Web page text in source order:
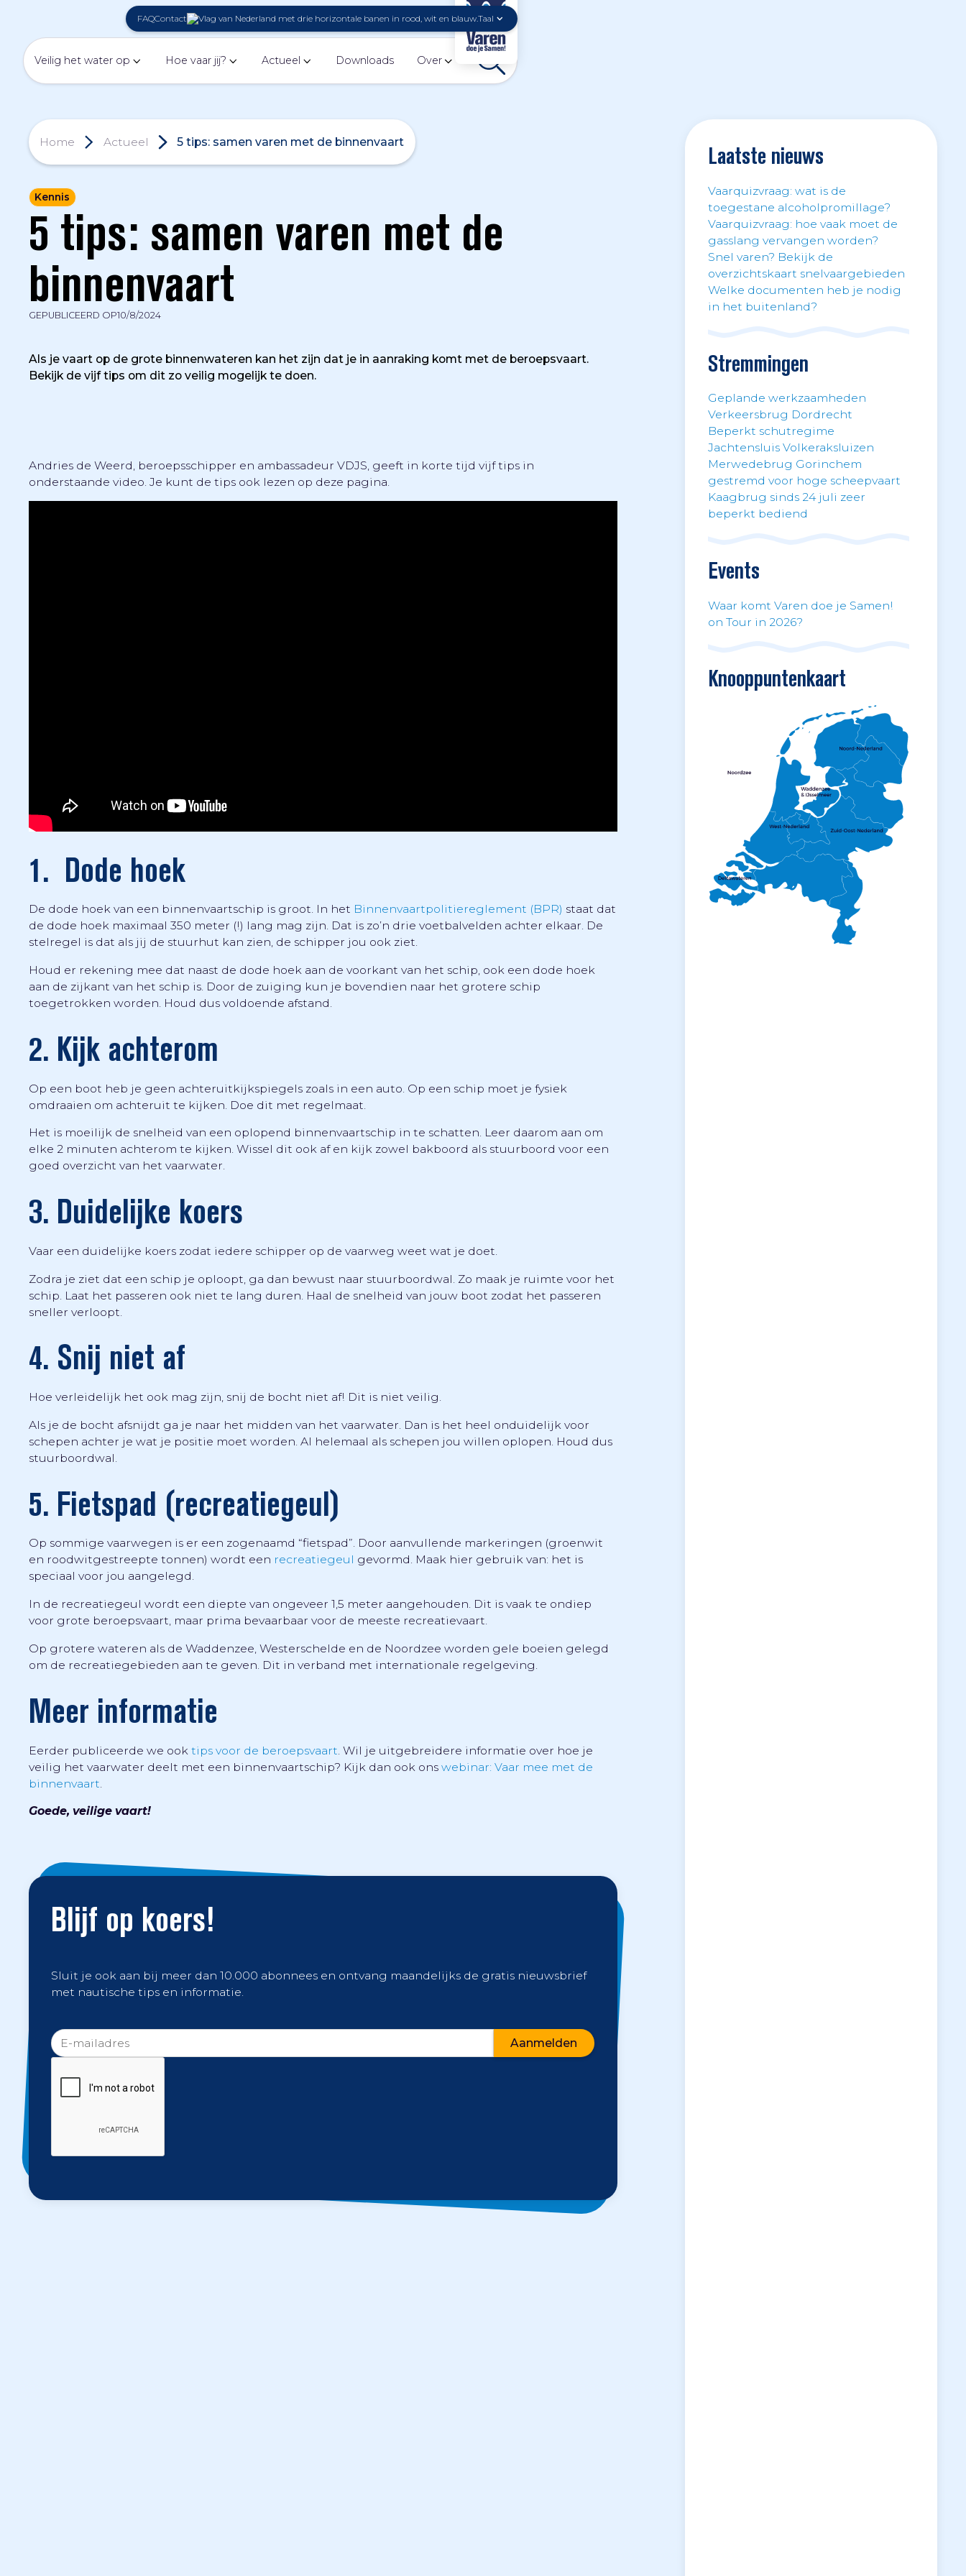
FAQContact Taal
Veilig het water op Hoe vaar jij? Actueel Downloads Over
Home Actueel 5 tips: samen varen met de binnenvaart
Kennis
5 tips: samen varen met de
binnenvaart
GEPUBLICEERD OP10/8/2024
‍Als je vaart op de grote binnenwateren kan het zijn dat je in aanraking komt met de beroepsvaart.
Bekijk de vijf tips om dit zo veilig mogelijk te doen.
Andries de Weerd, beroepsschipper en ambassadeur VDJS, geeft in korte tijd vijf tips in
onderstaande video. Je kunt de tips ook lezen op deze pagina.
1. Dode hoek
De dode hoek van een binnenvaartschip is groot. In het Binnenvaartpolitiereglement (BPR) staat dat
de dode hoek maximaal 350 meter (!) lang mag zijn. Dat is zo’n drie voetbalvelden achter elkaar. De
stelregel is dat als jij de stuurhut kan zien, de schipper jou ook ziet.
Houd er rekening mee dat naast de dode hoek aan de voorkant van het schip, ook een dode hoek
aan de zijkant van het schip is. Door de zuiging kun je bovendien naar het grotere schip
toegetrokken worden. Houd dus voldoende afstand.
2. Kijk achterom
Op een boot heb je geen achteruitkijkspiegels zoals in een auto. Op een schip moet je fysiek
omdraaien om achteruit te kijken. Doe dit met regelmaat.
Het is moeilijk de snelheid van een oplopend binnenvaartschip in te schatten. Leer daarom aan om
elke 2 minuten achterom te kijken. Wissel dit ook af en kijk zowel bakboord als stuurboord voor een
goed overzicht van het vaarwater.
3. Duidelijke koers
Vaar een duidelijke koers zodat iedere schipper op de vaarweg weet wat je doet.
Zodra je ziet dat een schip je oploopt, ga dan bewust naar stuurboordwal. Zo maak je ruimte voor het
schip. Laat het passeren ook niet te lang duren. Haal de snelheid van jouw boot zodat het passeren
sneller verloopt.
4. Snij niet af
Hoe verleidelijk het ook mag zijn, snij de bocht niet af! Dit is niet veilig.
Als je de bocht afsnijdt ga je naar het midden van het vaarwater. Dan is het heel onduidelijk voor
schepen achter je wat je positie moet worden. Al helemaal als schepen jou willen oplopen. Houd dus
stuurboordwal.
5. Fietspad (recreatiegeul)
Op sommige vaarwegen is er een zogenaamd “fietspad”. Door aanvullende markeringen (groenwit
en roodwitgestreepte tonnen) wordt een recreatiegeul gevormd. Maak hier gebruik van: het is
speciaal voor jou aangelegd.
In de recreatiegeul wordt een diepte van ongeveer 1,5 meter aangehouden. Dit is vaak te ondiep
voor grote beroepsvaart, maar prima bevaarbaar voor de meeste recreatievaart.
Op grotere wateren als de Waddenzee, Westerschelde en de Noordzee worden gele boeien gelegd
om de recreatiegebieden aan te geven. Dit in verband met internationale regelgeving.
Meer informatie
Eerder publiceerde we ook tips voor de beroepsvaart . Wil je uitgebreidere informatie over hoe je
veilig het vaarwater deelt met een binnenvaartschip? Kijk dan ook ons webinar: Vaar mee met de
binnenvaart
Goede, veilige vaart!
Blijf op koers!
Sluit je ook aan bij meer dan 10.000 abonnees en ontvang maandelijks de gratis nieuwsbrief
met nautische tips en informatie.
Laatste nieuws
Vaarquizvraag: wat is de
toegestane alcoholpromillage?
Vaarquizvraag: hoe vaak moet de
gasslang vervangen worden?
Snel varen? Bekijk de
overzichtskaart snelvaargebieden
Welke documenten heb je nodig
in het buitenland?
Stremmingen
Geplande werkzaamheden
Verkeersbrug Dordrecht
Beperkt schutregime
Jachtensluis Volkeraksluizen
Merwedebrug Gorinchem
gestremd voor hoge scheepvaart
Kaagbrug sinds 24 juli zeer
beperkt bediend
Events
Waar komt Varen doe je Samen!
on Tour in 2026?
Knooppuntenkaart